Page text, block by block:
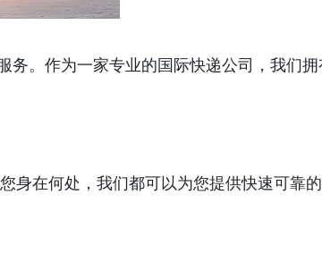
务。作为一家专业的国际快递公司，我们
身在何处，我们都可以为您提供快速可靠